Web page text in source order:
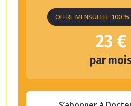
OFFRE MENSUELLE 100
23 €
par